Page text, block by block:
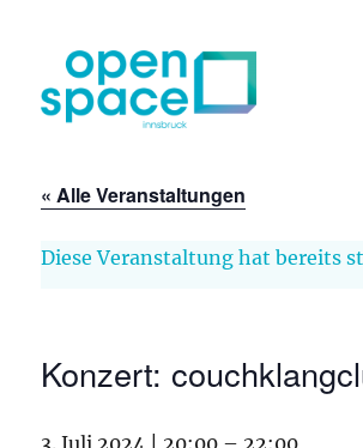
« Alle Veranstaltungen
Diese Veranstaltung hat bereits
Konzert: